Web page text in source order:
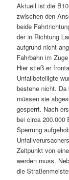
Aktuell ist die
zwischen den
beide
der in Richtung
aufgrund nicht
Fahrbahn im
Hier stieß er
Unfallbeteiligte
bestehe nicht. Da
müssen sie
gesperrt. Nach
bei circa 200.000
Sperrung
Zeitpunkt von
werden muss.
die